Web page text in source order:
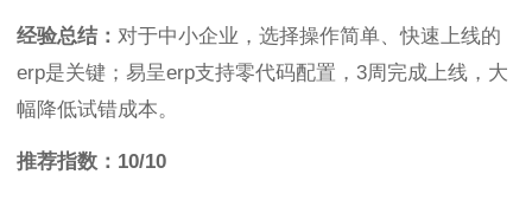
经验总结： 对于中小企业，选择操作简单、快速上线的
erp是关键；易呈erp支持零代码配置，3周完成上线，大
幅降低试错成本。
推荐指数：10/10